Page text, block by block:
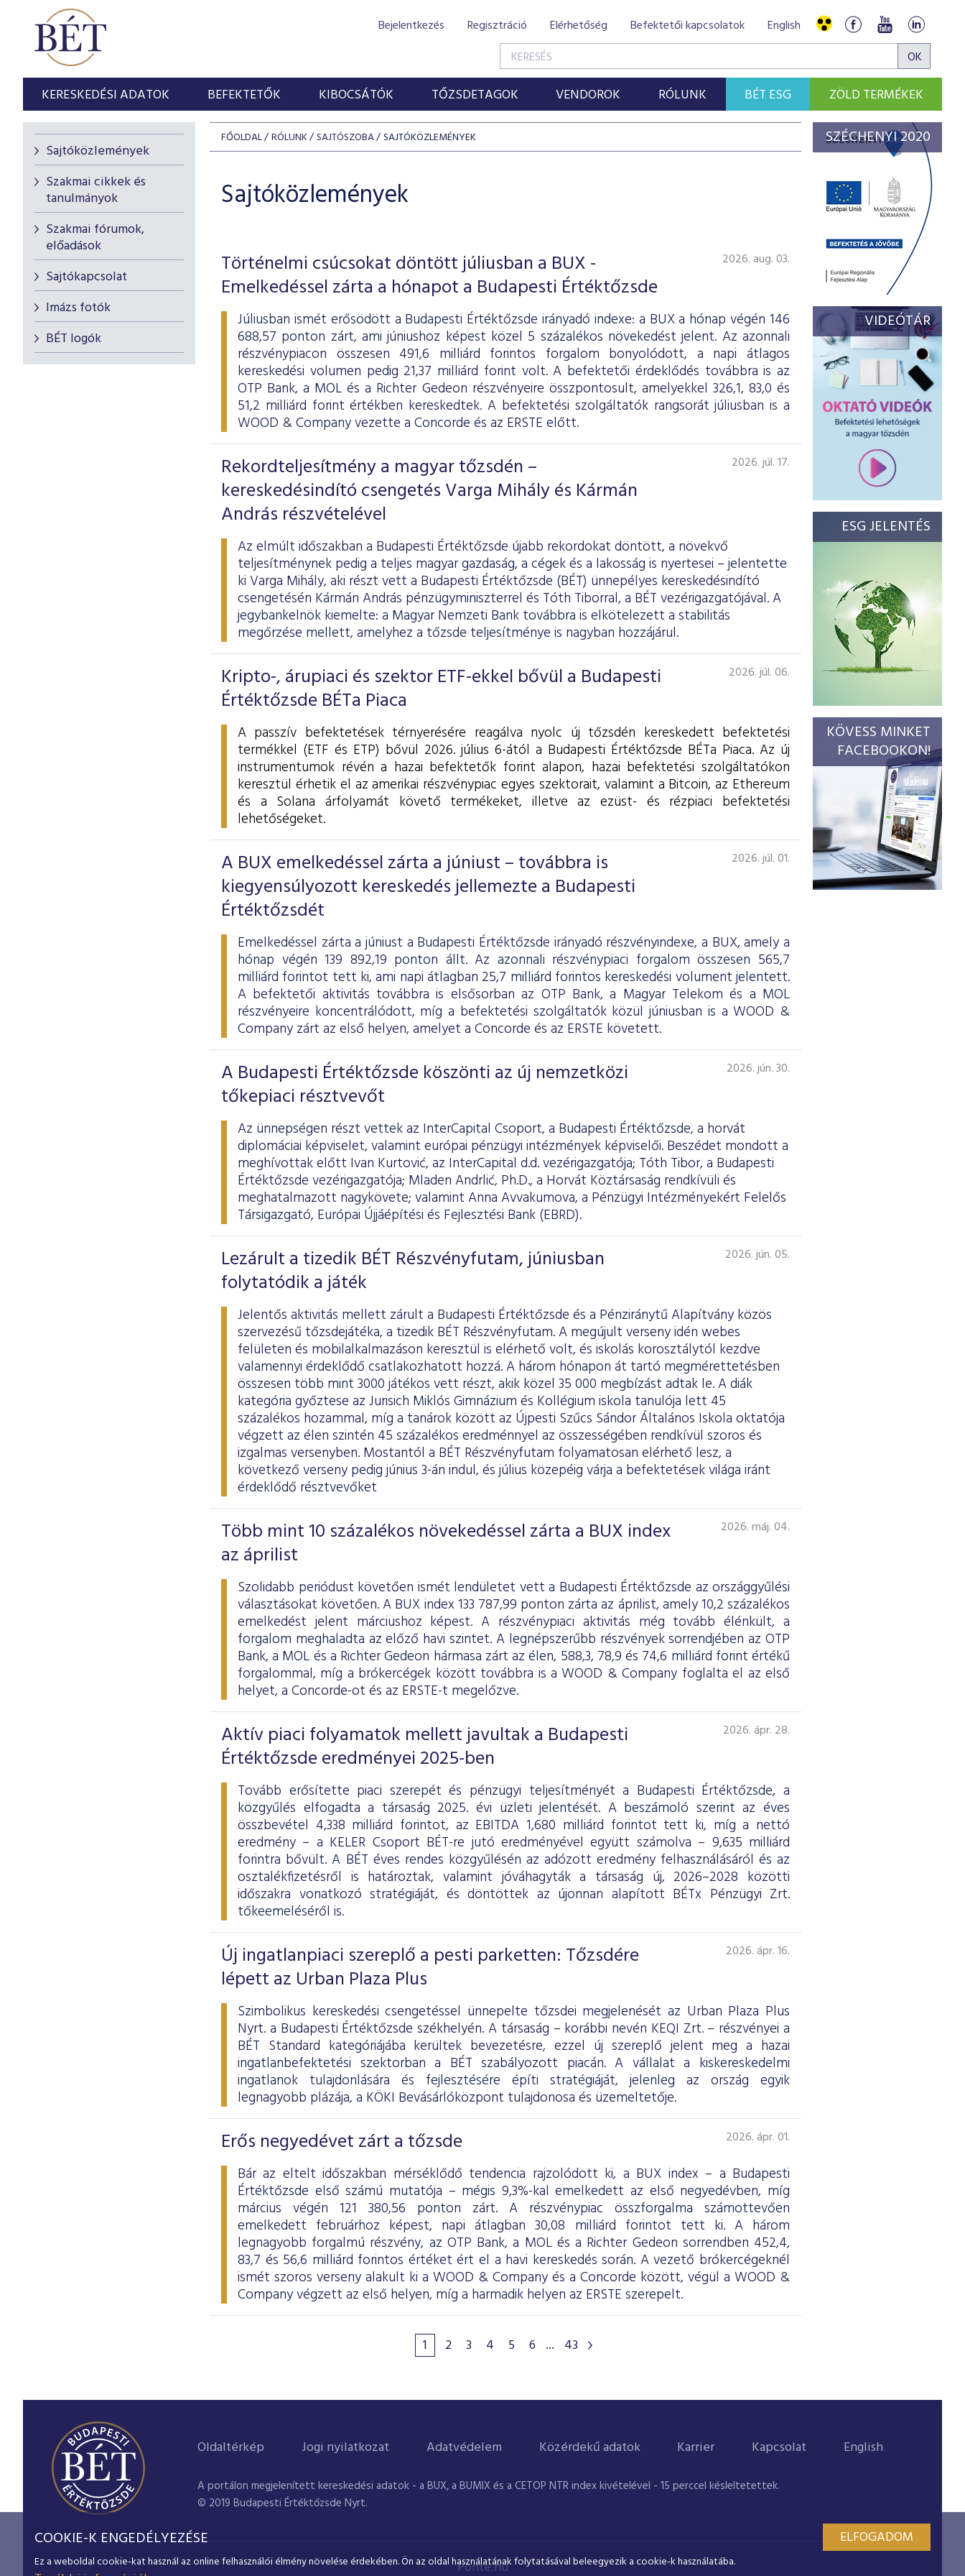
Bejelentkezés Regisztráció Elérhetőség Befektetői kapcsolatok English
KERESKEDÉSI ADATOK BEFEKTETŐK KIBOCSÁTÓK TŐZSDETAGOK VENDOROK RÓLUNK BÉT ESG ZÖLD TERMÉKEK
Sajtóközlemények
Szakmai cikkek és
tanulmányok
Szakmai fórumok,
előadások
Sajtókapcsolat
Imázs fotók
BÉT logók
FŐOLDAL RÓLUNK SAJTÓSZOBA SAJTÓKÖZLEMÉNYEK
Sajtóközlemények
Történelmi csúcsokat döntött júliusban a BUX -
Emelkedéssel zárta a hónapot a Budapesti Értéktőzsde
2026. aug. 03.
Júliusban ismét erősödött a Budapesti Értéktőzsde irányadó indexe: a BUX a hónap végén 146
688,57 ponton zárt, ami júniushoz képest közel 5 százalékos növekedést jelent. Az azonnali
részvénypiacon összesen 491,6 milliárd forintos forgalom bonyolódott, a napi átlagos
kereskedési volumen pedig 21,37 milliárd forint volt. A befektetői érdeklődés továbbra is az
OTP Bank, a MOL és a Richter Gedeon részvényeire összpontosult, amelyekkel 326,1, 83,0 és
51,2 milliárd forint értékben kereskedtek. A befektetési szolgáltatók rangsorát júliusban is a
WOOD & Company vezette a Concorde és az ERSTE előtt.
Rekordteljesítmény a magyar tőzsdén –
kereskedésindító csengetés Varga Mihály és Kármán
András részvételével
2026. júl. 17.
Az elmúlt időszakban a Budapesti Értéktőzsde újabb rekordokat döntött, a növekvő
teljesítménynek pedig a teljes magyar gazdaság, a cégek és a lakosság is nyertesei – jelentette
ki Varga Mihály, aki részt vett a Budapesti Értéktőzsde (BÉT) ünnepélyes kereskedésindító
csengetésén Kármán András pénzügyminiszterrel és Tóth Tiborral, a BÉT vezérigazgatójával. A
jegybankelnök kiemelte: a Magyar Nemzeti Bank továbbra is elkötelezett a stabilitás
megőrzése mellett, amelyhez a tőzsde teljesítménye is nagyban hozzájárul.
Kripto-, árupiaci és szektor ETF-ekkel bővül a Budapesti
Értéktőzsde BÉTa Piaca
2026. júl. 06.
A passzív befektetések térnyerésére reagálva nyolc új tőzsdén kereskedett befektetési
termékkel (ETF és ETP) bővül 2026. július 6-ától a Budapesti Értéktőzsde BÉTa Piaca. Az új
instrumentumok révén a hazai befektetők forint alapon, hazai befektetési szolgáltatókon
keresztül érhetik el az amerikai részvénypiac egyes szektorait, valamint a Bitcoin, az Ethereum
és a Solana árfolyamát követő termékeket, illetve az ezüst- és rézpiaci befektetési
lehetőségeket.
A BUX emelkedéssel zárta a júniust – továbbra is
kiegyensúlyozott kereskedés jellemezte a Budapesti
Értéktőzsdét
2026. júl. 01.
Emelkedéssel zárta a júniust a Budapesti Értéktőzsde irányadó részvényindexe, a BUX, amely a
hónap végén 139 892,19 ponton állt. Az azonnali részvénypiaci forgalom összesen 565,7
milliárd forintot tett ki, ami napi átlagban 25,7 milliárd forintos kereskedési volument jelentett.
A befektetői aktivitás továbbra is elsősorban az OTP Bank, a Magyar Telekom és a MOL
részvényeire koncentrálódott, míg a befektetési szolgáltatók közül júniusban is a WOOD &
Company zárt az első helyen, amelyet a Concorde és az ERSTE követett.
A Budapesti Értéktőzsde köszönti az új nemzetközi
tőkepiaci résztvevőt
2026. jún. 30.
Az ünnepségen részt vettek az InterCapital Csoport, a Budapesti Értéktőzsde, a horvát
diplomáciai képviselet, valamint európai pénzügyi intézmények képviselői. Beszédet mondott a
meghívottak előtt Ivan Kurtović, az InterCapital d.d. vezérigazgatója; Tóth Tibor, a Budapesti
Értéktőzsde vezérigazgatója; Mladen Andrlić, Ph.D., a Horvát Köztársaság rendkívüli és
meghatalmazott nagykövete; valamint Anna Avvakumova, a Pénzügyi Intézményekért Felelős
Társigazgató, Európai Újjáépítési és Fejlesztési Bank (EBRD).
Lezárult a tizedik BÉT Részvényfutam, júniusban
folytatódik a játék
2026. jún. 05.
Jelentős aktivitás mellett zárult a Budapesti Értéktőzsde és a Pénziránytű Alapítvány közös
szervezésű tőzsdejátéka, a tizedik BÉT Részvényfutam. A megújult verseny idén webes
felületen és mobilalkalmazáson keresztül is elérhető volt, és iskolás korosztálytól kezdve
valamennyi érdeklődő csatlakozhatott hozzá. A három hónapon át tartó megmérettetésben
összesen több mint 3000 játékos vett részt, akik közel 35 000 megbízást adtak le. A diák
kategória győztese az Jurisich Miklós Gimnázium és Kollégium iskola tanulója lett 45
százalékos hozammal, míg a tanárok között az Újpesti Szűcs Sándor Általános Iskola oktatója
végzett az élen szintén 45 százalékos eredménnyel az összességében rendkívül szoros és
izgalmas versenyben. Mostantól a BÉT Részvényfutam folyamatosan elérhető lesz, a
következő verseny pedig június 3-án indul, és július közepéig várja a befektetések világa iránt
érdeklődő résztvevőket
Több mint 10 százalékos növekedéssel zárta a BUX index
az áprilist
2026. máj. 04.
Szolidabb periódust követően ismét lendületet vett a Budapesti Értéktőzsde az országgyűlési
választásokat követően. A BUX index 133 787,99 ponton zárta az áprilist, amely 10,2 százalékos
emelkedést jelent márciushoz képest. A részvénypiaci aktivitás még tovább élénkült, a
forgalom meghaladta az előző havi szintet. A legnépszerűbb részvények sorrendjében az OTP
Bank, a MOL és a Richter Gedeon hármasa zárt az élen, 588,3, 78,9 és 74,6 milliárd forint értékű
forgalommal, míg a brókercégek között továbbra is a WOOD & Company foglalta el az első
helyet, a Concorde-ot és az ERSTE-t megelőzve.
Aktív piaci folyamatok mellett javultak a Budapesti
Értéktőzsde eredményei 2025-ben
2026. ápr. 28.
Tovább erősítette piaci szerepét és pénzügyi teljesítményét a Budapesti Értéktőzsde, a
közgyűlés elfogadta a társaság 2025. évi üzleti jelentését. A beszámoló szerint az éves
összbevétel 4,338 milliárd forintot, az EBITDA 1,680 milliárd forintot tett ki, míg a nettó
eredmény – a KELER Csoport BÉT-re jutó eredményével együtt számolva – 9,635 milliárd
forintra bővült. A BÉT éves rendes közgyűlésén az adózott eredmény felhasználásáról és az
osztalékfizetésről is határoztak, valamint jóváhagyták a társaság új, 2026–2028 közötti
időszakra vonatkozó stratégiáját, és döntöttek az újonnan alapított BÉTx Pénzügyi Zrt.
tőkeemeléséről is.
Új ingatlanpiaci szereplő a pesti parketten: Tőzsdére
lépett az Urban Plaza Plus
2026. ápr. 16.
Szimbolikus kereskedési csengetéssel ünnepelte tőzsdei megjelenését az Urban Plaza Plus
Nyrt. a Budapesti Értéktőzsde székhelyén. A társaság – korábbi nevén KEQI Zrt. – részvényei a
BÉT Standard kategóriájába kerültek bevezetésre, ezzel új szereplő jelent meg a hazai
ingatlanbefektetési szektorban a BÉT szabályozott piacán. A vállalat a kiskereskedelmi
ingatlanok tulajdonlására és fejlesztésére építi stratégiáját, jelenleg az ország egyik
legnagyobb plázája, a KÖKI Bevásárlóközpont tulajdonosa és üzemeltetője.
Erős negyedévet zárt a tőzsde 2026. ápr. 01.
Bár az eltelt időszakban mérséklődő tendencia rajzolódott ki, a BUX index – a Budapesti
Értéktőzsde első számú mutatója – mégis 9,3%-kal emelkedett az első negyedévben, míg
március végén 121 380,56 ponton zárt. A részvénypiac összforgalma számottevően
emelkedett februárhoz képest, napi átlagban 30,08 milliárd forintot tett ki. A három
legnagyobb forgalmú részvény, az OTP Bank, a MOL és a Richter Gedeon sorrendben 452,4,
83,7 és 56,6 milliárd forintos értéket ért el a havi kereskedés során. A vezető brókercégeknél
ismét szoros verseny alakult ki a WOOD & Company és a Concorde között, végül a WOOD &
Company végzett az első helyen, míg a harmadik helyen az ERSTE szerepelt.
1 2 3 4 5 6 ... 43
SZÉCHENYI 2020
VIDEÓTÁR
ESG JELENTÉS
KÖVESS MINKET
FACEBOOKON!
Oldaltérkép Jogi nyilatkozat Adatvédelem Közérdekű adatok Karrier Kapcsolat English
A portálon megjelenített kereskedési adatok - a BUX, a BUMIX és a CETOP NTR index kivételével - 15 perccel késleltetettek.
© 2019 Budapesti Értéktőzsde Nyrt.
Ponte.hu
COOKIE-K ENGEDÉLYEZÉSE
Ez a weboldal cookie-kat használ az online felhasználói élmény növelése érdekében. Ön az oldal használatának folytatásával beleegyezik a cookie-k használatába.
ELFOGADOM